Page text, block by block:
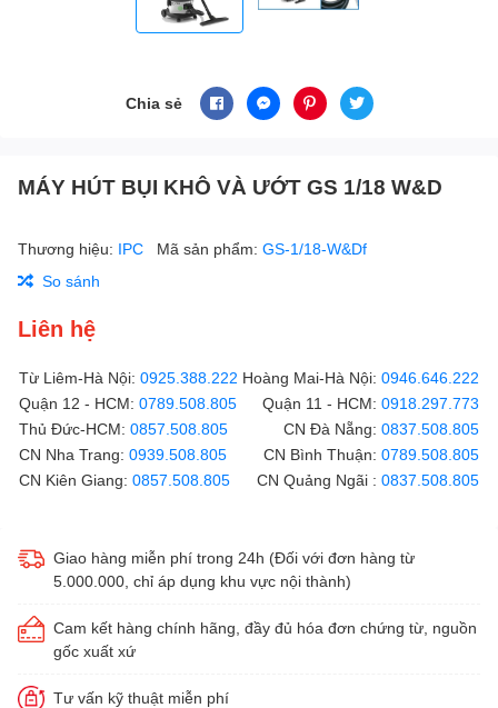
Chia sẻ
MÁY HÚT BỤI KHÔ VÀ ƯỚT GS 1/18 W&D
Thương hiệu: IPC Mã sản phẩm: GS-1/18-W&Df
So sánh
Liên hệ
Từ Liêm-Hà Nội: 0925.388.222 Hoàng Mai-Hà Nội: 0946.646.222
Quận 12 - HCM: 0789.508.805 Quận 11 - HCM: 0918.297.773
Thủ Đức-HCM: 0857.508.805 CN Đà Nẵng: 0837.508.805
CN Nha Trang: 0939.508.805 CN Bình Thuận: 0789.508.805
CN Kiên Giang: 0857.508.805 CN Quảng Ngãi : 0837.508.805
Giao hàng miễn phí trong 24h (Đối với đơn hàng từ
5.000.000, chỉ áp dụng khu vực nội thành)
Cam kết hàng chính hãng, đầy đủ hóa đơn chứng từ, nguồn
gốc xuất xứ
Tư vấn kỹ thuật miễn phí